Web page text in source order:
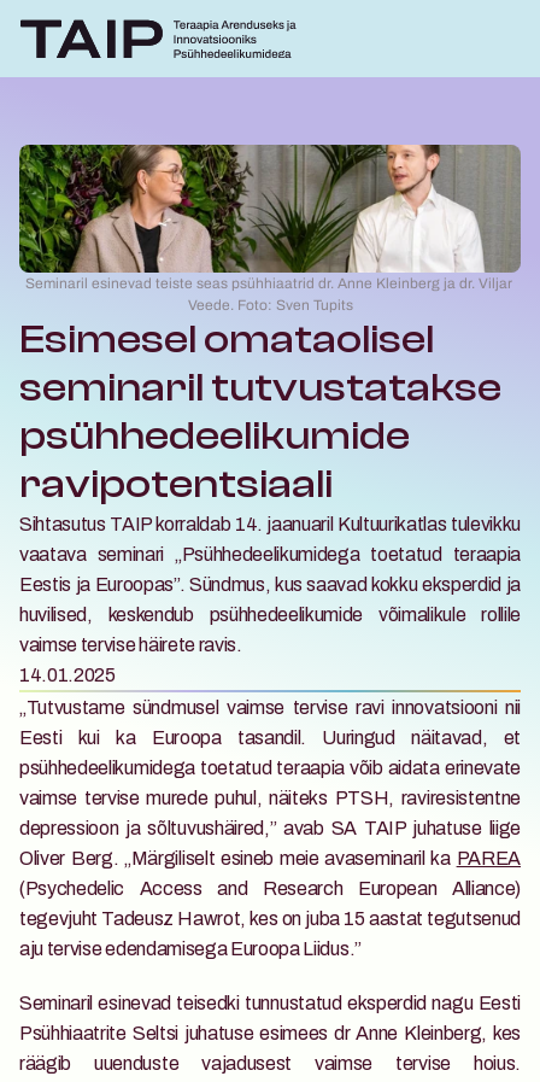
Seminaril esinevad teiste seas psühhiaatrid dr. Anne Kleinberg ja dr. Viljar
Veede. Foto: Sven Tupits
Esimesel omataolisel
seminaril tutvustatakse
psühhedeelikumide
ravipotentsiaali
Sihtasutus TAIP korraldab 14. jaanuaril Kultuurikatlas tulevikku
vaatava seminari „Psühhedeelikumidega toetatud teraapia
Eestis ja Euroopas”. Sündmus, kus saavad kokku eksperdid ja
huvilised, keskendub psühhedeelikumide võimalikule rollile
vaimse tervise häirete ravis.
14.01.2025
„Tutvustame sündmusel vaimse tervise ravi innovatsiooni nii
Eesti kui ka Euroopa tasandil. Uuringud näitavad, et
psühhedeelikumidega toetatud teraapia võib aidata erinevate
vaimse tervise murede puhul, näiteks PTSH, raviresistentne
depressioon ja sõltuvushäired,” avab SA TAIP juhatuse liige
Oliver Berg. „Märgiliselt esineb meie avaseminaril ka PAREA
(Psychedelic Access and Research European Alliance)
tegevjuht Tadeusz Hawrot, kes on juba 15 aastat tegutsenud
aju tervise edendamisega Euroopa Liidus.”
Seminaril esinevad teisedki tunnustatud eksperdid nagu Eesti
Psühhiaatrite Seltsi juhatuse esimees dr Anne Kleinberg, kes
räägib uuenduste vajadusest vaimse tervise hoius.